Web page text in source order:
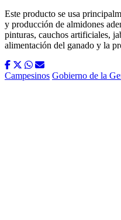
Este producto se usa
y producción de almidones
pinturas, cauchos artificiales,
alimentación del ganado y la
Campesinos Gobierno de la